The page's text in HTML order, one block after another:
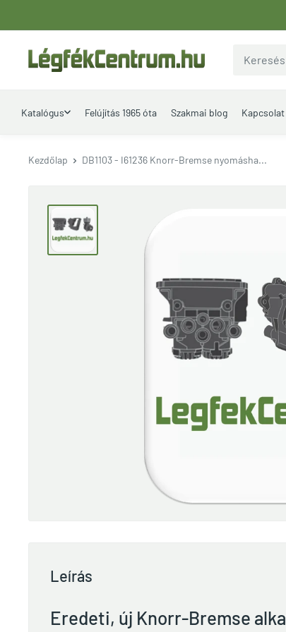
a
tartalomhoz
LegfekCentrum.hu
Katalógus Felújítás 1965 óta Szakmai blog Kapcsolat
Kezdőlap DB1103 - I61236 Knorr-Bremse nyomásha...
Leírás
Eredeti, új Knorr-Bremse